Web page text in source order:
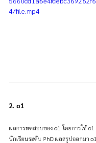
4/file.mp4
2. o1
ผลการทดสอบของ o1 โดยการใช้
นักเรียนระดับ PhD ผลสรุปออกมา